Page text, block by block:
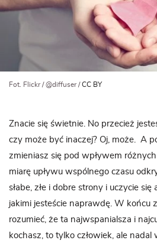
Fot. Flickr / @diffuser /CC BY
Znacie się świetnie. No przecież
czy może być inaczej? Oj, może. A
zmieniasz się pod wpływem
miarę upływu wspólnego czasu
słabe, złe i dobre strony i uczycie się
jakimi jesteście naprawdę. W końcu
rozumieć, że ta najwspanialsza i
kochasz, to tylko człowiek, ale nadal